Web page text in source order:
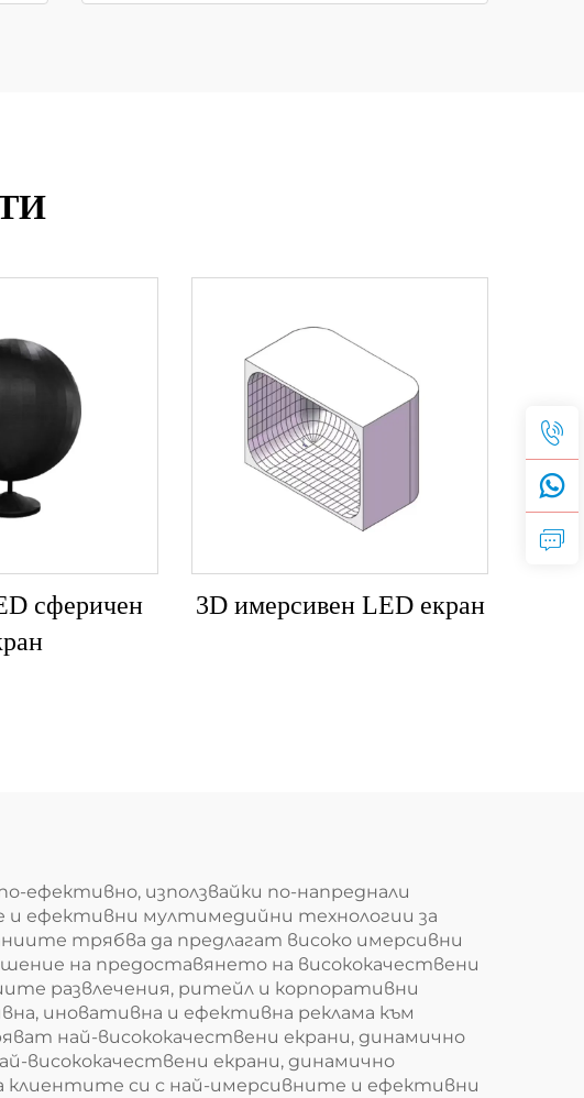
сферичен
3D имерсивен LED екран
ефективно, използвайки по-напреднали
и ефективни мултимедийни технологии за
трябва да предлагат високо имерсивни
на предоставянето на висококачествени
развлечения, ритейл и корпоративни
иновативна и ефективна реклама към
най-висококачествени екрани, динамично
висококачествени екрани, динамично
клиентите си с най-имерсивните и ефективни